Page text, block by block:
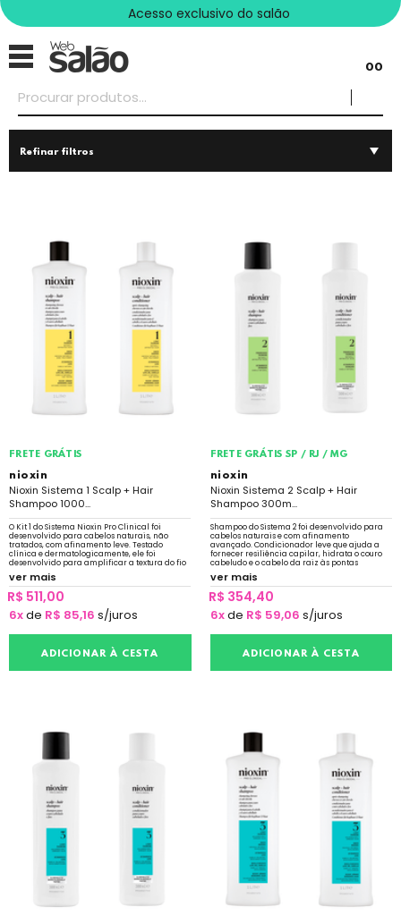
Acesso exclusivo do salão
00
Refinar filtros
FRETE GRÁTIS
nioxin
Nioxin Sistema 1 Scalp + Hair
Shampoo 1000...
O Kit 1 do Sistema Nioxin Pro Clinical foi
desenvolvido para cabelos naturais, não
tratados, com afinamento leve. Testado
clínica e dermatologicamente, ele foi
desenvolvido para amplificar a textura do fio
e fortalecer a resiliência
ver mais
R$ 511,00
6xde R$ 85,16 s/juros
ADICIONAR À CESTA
FRETE GRÁTIS SP / RJ / MG
nioxin
Nioxin Sistema 2 Scalp + Hair
Shampoo 300m...
Shampoo do Sistema 2 foi desenvolvido para
cabelos naturais e com afinamento
avançado. Condicionador leve que ajuda a
fornecer resiliência capilar, hidrata o couro
cabeludo e o cabelo da raiz às pontas
Clinicamente e dermatologicamente testado
ver mais
R$ 354,40
6xde R$ 59,06 s/juros
ADICIONAR À CESTA